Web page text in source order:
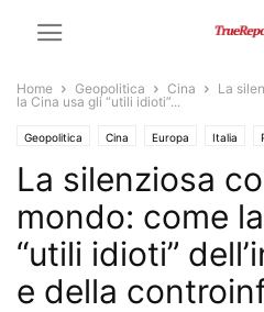
Home Geopolitica Cina
La
la Cina usa gli “utili idioti”...
Geopolitica Cina Europa Italia
La silenziosa
mondo: come
“utili idioti”
e della